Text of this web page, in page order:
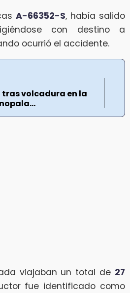
A-66352-S, había salido
con destino a
ocurrió el accidente.
volcadura en la
viajaban un total de 27
fue identificado como